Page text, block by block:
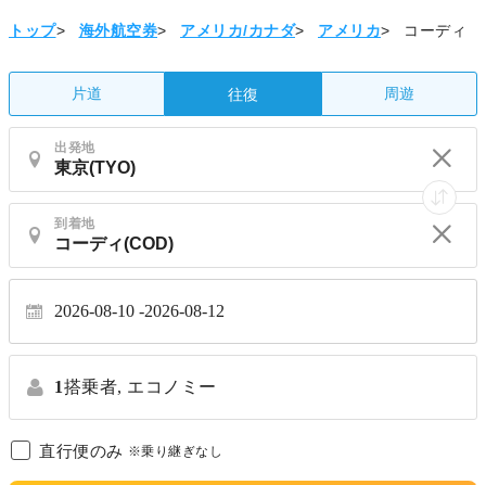
トップ> 海外航空券> アメリカ/カナダ> アメリカ> コーディ
片道 往復 周遊
出発地
到着地
2026-08-10 2026-08-12
1搭乗者, エコノミー
直行便のみ ※乗り継ぎなし